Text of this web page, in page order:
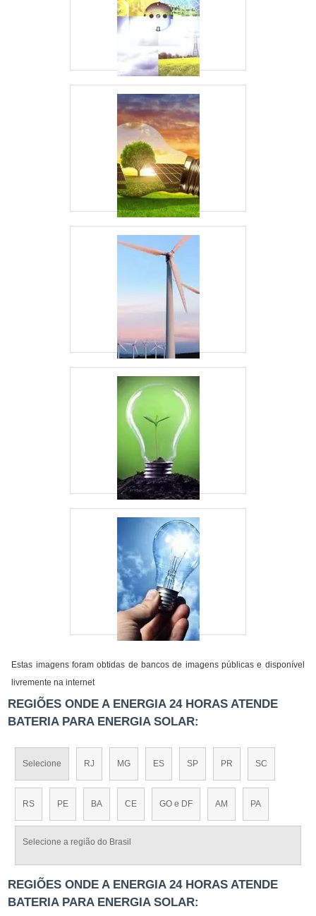
Estas imagens foram obtidas de bancos de imagens públicas e disponível
livremente na internet
REGIÕES ONDE A ENERGIA 24 HORAS ATENDE
BATERIA PARA ENERGIA SOLAR:
Selecione RJ MG ES SP PR SC
RS PE BA CE GO e DF AM PA
Selecione a região do Brasil
REGIÕES ONDE A ENERGIA 24 HORAS ATENDE
BATERIA PARA ENERGIA SOLAR: